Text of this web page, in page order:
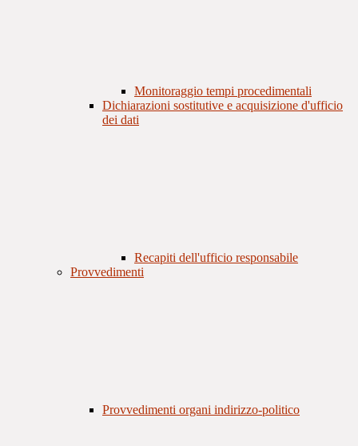
Monitoraggio tempi procedimentali
Dichiarazioni sostitutive e acquisizione d'ufficio
dei dati
Recapiti dell'ufficio responsabile
Provvedimenti
Provvedimenti organi indirizzo-politico